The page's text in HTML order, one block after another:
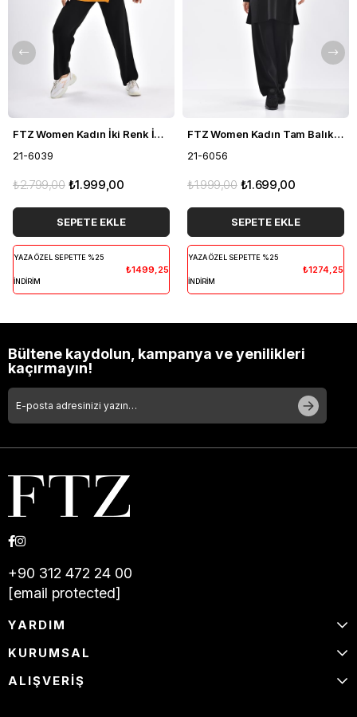
FTZ Women Kadın İki Renk İkili Takım Siyah 21-6039
21-6039
₺1.999,00
₺2.799,00
SEPETE EKLE
YAZA ÖZEL SEPETTE %25
İNDİRİM
₺1499,25
FTZ Women Kadın Tam Balıkçı İkili Takım Siyah 21-6056
21-6056
₺1.699,00
₺1.999,00
SEPETE EKLE
YAZA ÖZEL SEPETTE %25
İNDİRİM
₺1274,25
Bültene kaydolun, kampanya ve yenilikleri
kaçırmayın!
+90 312 472 24 00
[email protected]
YARDIM
KURUMSAL
ALIŞVERİŞ